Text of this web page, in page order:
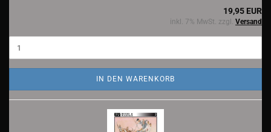
19,95 EUR
inkl. 7% MwSt. zzgl. Versand
IN DEN WARENKORB